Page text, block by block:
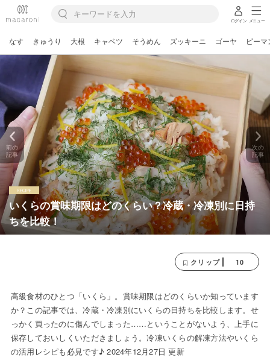
ログイン メニュー
なす きゅうり 大根 キャベツ そうめん ズッキーニ ゴーヤ ピーマ
いくらの賞味期限はどのくらい？冷蔵・冷凍別に日持
ちを比較！
前の
記事
次の
記事
クリップ 10
高級食材のひとつ「いくら」。賞味期限はどのくらいか知っています
か？この記事では、冷蔵・冷凍別にいくらの日持ちを比較します。せ
っかく買ったのに傷んでしまった……ということがないよう、上手に
保存しておいしくいただきましょう。冷凍いくらの解凍方法やいくら
の活用レシピも必見です♪ 2024年12月27日 更新